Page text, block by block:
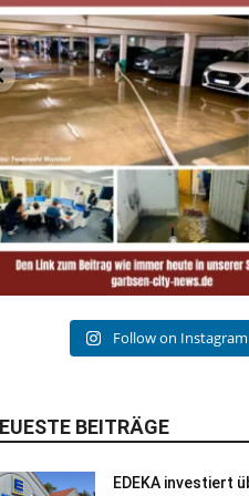
Follow on Instagram
BEITRÄGE
EDEKA investiert